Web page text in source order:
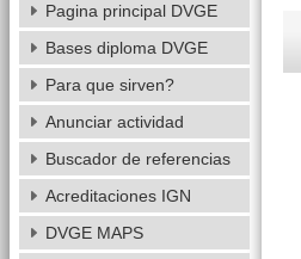
Pagina principal DVGE
Bases diploma DVGE
Para que sirven?
Anunciar actividad
Buscador de referencias
Acreditaciones IGN
DVGE MAPS